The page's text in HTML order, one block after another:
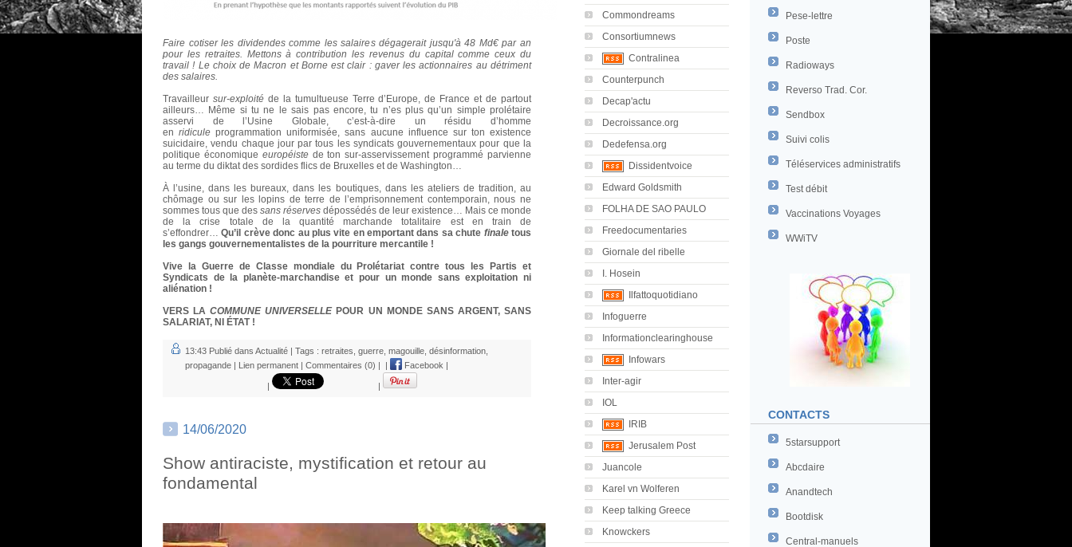
Pese-lettre
Poste
Radioways
Reverso Trad. Cor.
Sendbox
Suivi colis
Téléservices administratifs
Test débit
Vaccinations Voyages
WWiTV
CONTACTS
5starsupport
Abcdaire
Anandtech
Bootdisk
Central-manuels
Commondreams
Consortiumnews
Contralinea
Counterpunch
Decap'actu
Decroissance.org
Dedefensa.org
Dissidentvoice
Edward Goldsmith
FOLHA DE SAO PAULO
Freedocumentaries
Giornale del ribelle
I. Hosein
Ilfattoquotidiano
Infoguerre
Informationclearinghouse
Infowars
Inter-agir
IOL
IRIB
Jerusalem Post
Juancole
Karel vn Wolferen
Keep talking Greece
Knowckers
Faire cotiser les dividendes comme les salaires dégagerait jusqu'à 48 Md€ par an
pour les retraites. Mettons à contribution les revenus du capital comme ceux du
travail ! Le choix de Macron et Borne est clair : gaver les actionnaires au détriment
des salaires.
Travailleur sur-exploitéde la tumultueuse Terre d’Europe, de France et de partout
ailleurs… Même si tu ne le sais pas encore, tu n’es plus qu’un simple prolétaire
asservi de l’Usine Globale, c’est-à-dire un résidu d’homme
enridicule programmation uniformisée, sans aucune influence sur ton existence
suicidaire, vendu chaque jour par tous les syndicats gouvernementaux pour que la
politique économique européistede ton sur-asservissement programmé parvienne
au terme du diktat des sordides flics de Bruxelles et de Washington…
À l’usine, dans les bureaux, dans les boutiques, dans les ateliers de tradition, au
chômage ou sur les lopins de terre de l’emprisonnement contemporain, nous ne
sommes tous que des sans réserves dépossédés de leur existence… Mais ce monde
de la crise totale de la quantité marchande totalitaire est en train de
s’effondrer…Qu’il crève donc au plus vite en emportant dans sa chute finaletous
les gangs gouvernementalistes de la pourriture mercantile !
Vive la Guerre de Classe mondiale du Prolétariat contre tous les Partis et
Syndicats de la planète-marchandise et pour un monde sans exploitation ni
aliénation !
VERS LACOMMUNE UNIVERSELLE POUR UN MONDE SANS ARGENT, SANS
SALARIAT, NI ÉTAT !
13:43 Publié dans Actualité | Tags : retraites guerre magouille désinformation
propagande
Lien permanent Commentaires (0) Facebook
14/06/2020
Show antiraciste, mystification et retour au
fondamental